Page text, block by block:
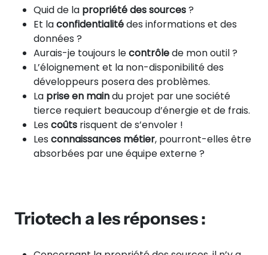
Quid de la propriété des sources?
Et laconfidentialitédes informations et des
données ?
Aurais-je toujours lecontrôlede mon outil ?
L’éloignement et la non-disponibilité des
développeurs posera des problèmes.
La prise en maindu projet par une société
tierce requiert beaucoup d’énergie et de frais.
Les coûts risquent de s’envoler !
Les connaissances métier, pourront-elles être
absorbées par une équipe externe ?
Triotech a les réponses :